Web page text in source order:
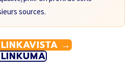
sources.
LINKAVISTA →
LINKUMA